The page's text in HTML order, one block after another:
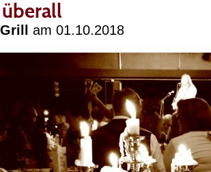
am 01.10.2018